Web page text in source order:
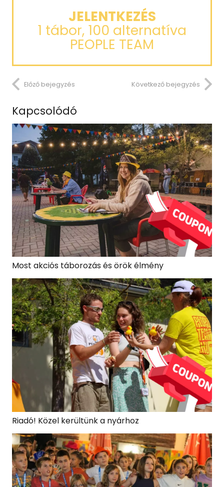
JELENTKEZÉS
1 tábor, 100 alternatíva
PEOPLE TEAM
Előző bejegyzés Következő bejegyzés
Kapcsolódó
Most akciós táborozás és örök élmény
Riadó! Közel kerültünk a nyárhoz